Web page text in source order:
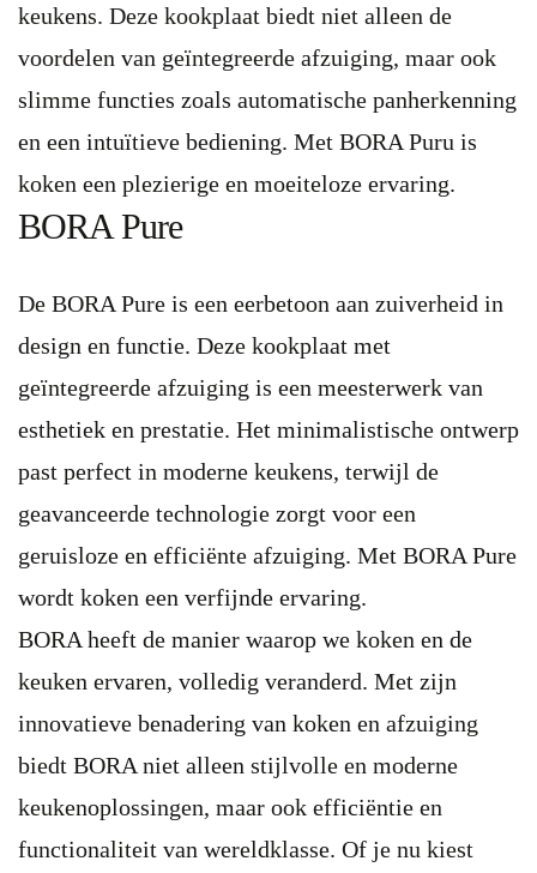
keukens. Deze kookplaat biedt niet alleen de
voordelen van geïntegreerde afzuiging, maar ook
slimme functies zoals automatische panherkenning
en een intuïtieve bediening. Met BORA Puru is
koken een plezierige en moeiteloze ervaring.
BORA Pure
De BORA Pure is een eerbetoon aan zuiverheid in
design en functie. Deze kookplaat met
geïntegreerde afzuiging is een meesterwerk van
esthetiek en prestatie. Het minimalistische ontwerp
past perfect in moderne keukens, terwijl de
geavanceerde technologie zorgt voor een
geruisloze en efficiënte afzuiging. Met BORA Pure
wordt koken een verfijnde ervaring.
BORA heeft de manier waarop we koken en de
keuken ervaren, volledig veranderd. Met zijn
innovatieve benadering van koken en afzuiging
biedt BORA niet alleen stijlvolle en moderne
keukenoplossingen, maar ook efficiëntie en
functionaliteit van wereldklasse. Of je nu kiest